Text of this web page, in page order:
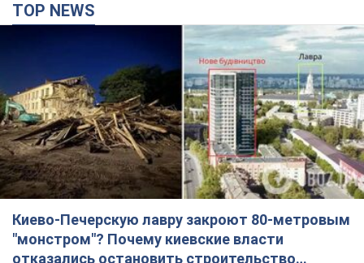
TOP NEWS
Киево-Печерскую лавру закроют 80-метровым
"монстром"? Почему киевские власти
отказались остановить строительство